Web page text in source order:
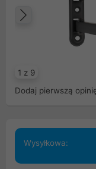
1 z 9
Dodaj pierwszą
Wysyłkowa: